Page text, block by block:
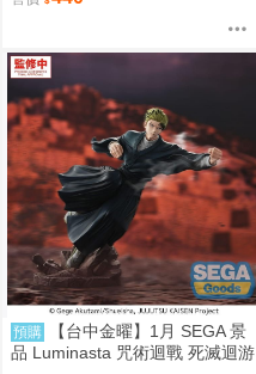
預購
【台中金曜】1月 SEGA 景
品 Luminasta 咒術迴戰 死滅迴游